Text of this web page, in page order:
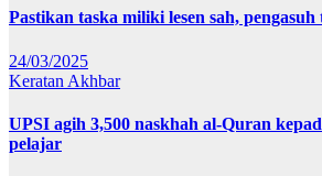
Pastikan taska miliki lesen sah,
24/03/2025
Keratan Akhbar
UPSI agih 3,500 naskhah al-Quran
pelajar